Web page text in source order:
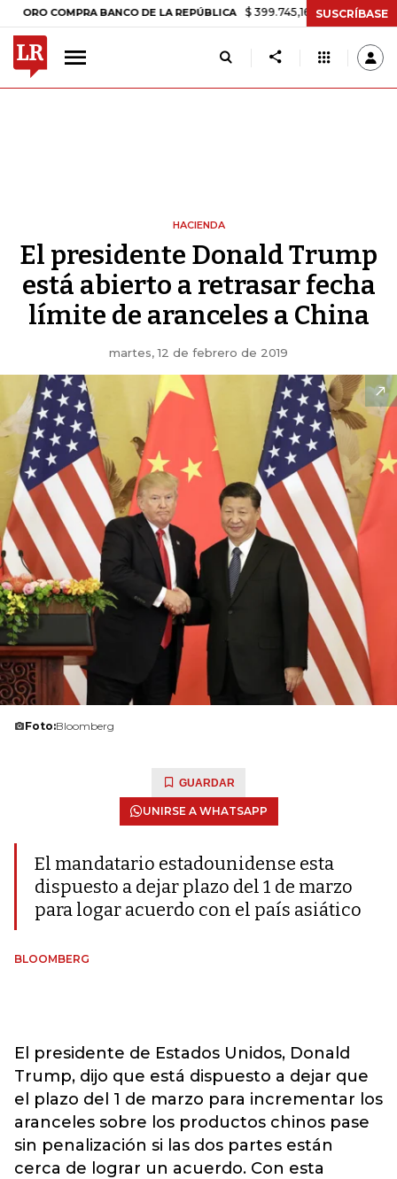
COMPRA BANCO DE LA REPÚBLICA $ 399.745,16 +$ 2.295,71 +0,58%
SUSCRÍBASE
HACIENDA
El presidente Donald Trump
está abierto a retrasar fecha
límite de aranceles a China
martes, 12 de febrero de 2019
Foto:Bloomberg
GUARDAR
UNIRSE A WHATSAPP
El mandatario estadounidense esta
dispuesto a dejar plazo del 1 de marzo
para logar acuerdo con el país asiático
BLOOMBERG
El presidente de Estados Unidos, Donald
Trump, dijo que está dispuesto a dejar que
el plazo del 1 de marzo para incrementar los
aranceles sobre los productos chinos pase
sin penalización si las dos partes están
cerca de lograr un acuerdo. Con esta